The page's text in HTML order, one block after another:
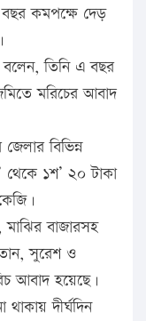
কমপক্ষে দেড়
বলেন, তিনি এ বছর
মরিচের আবাদ
বিভিন্ন
থেকে ১শ’ ২০ টাকা
বাজারসহ
সুরেশ ও
আবাদ হয়েছে।
দীর্ঘদিন